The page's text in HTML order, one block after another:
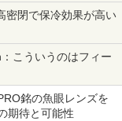
密閉で保冷効果が高い
こういうのはフィー
銘の魚眼レンズを
期待と可能性